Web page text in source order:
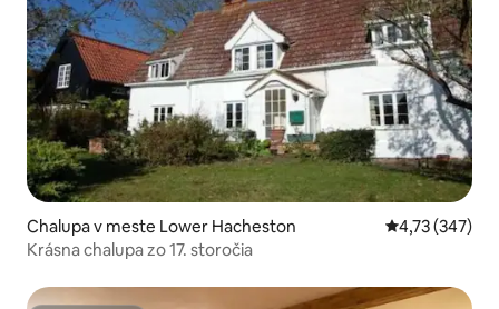
Chalupa v meste Lower Hacheston Priemerné
4,73 (347)
Krásna chalupa zo 17. storočia